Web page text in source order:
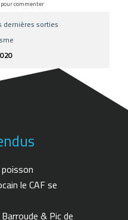
commenter
dernières sorties
le CAF se
& Pic de